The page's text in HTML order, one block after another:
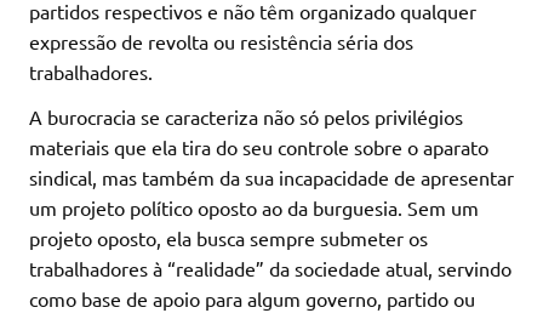
partidos respectivos e não têm organizado qualquer
expressão de revolta ou resistência séria dos
trabalhadores.
A burocracia se caracteriza não só pelos privilégios
materiais que ela tira do seu controle sobre o aparato
sindical, mas também da sua incapacidade de apresentar
um projeto político oposto ao da burguesia. Sem um
projeto oposto, ela busca sempre submeter os
trabalhadores à “realidade” da sociedade atual, servindo
como base de apoio para algum governo, partido ou